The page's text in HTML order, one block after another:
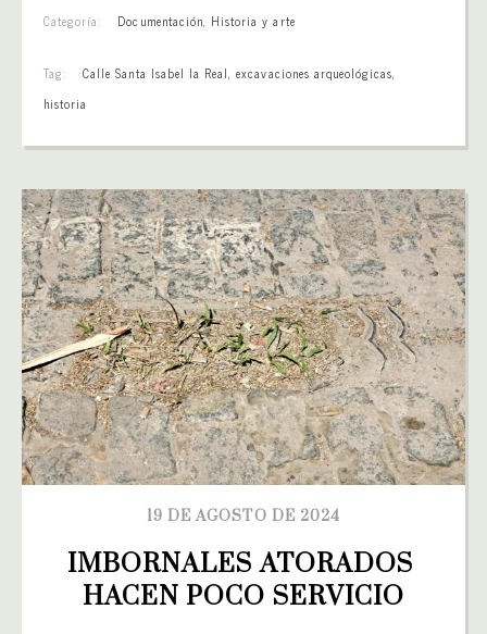
Categoría: Documentación, Historia y arte
Tag: Calle Santa Isabel la Real,excavaciones arqueológicas,
historia
19 DE AGOSTO DE 2024
IMBORNALES ATORADOS
HACEN POCO SERVICIO